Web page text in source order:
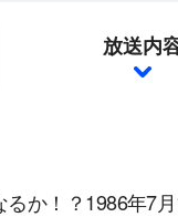
放送内
か！？1986年7